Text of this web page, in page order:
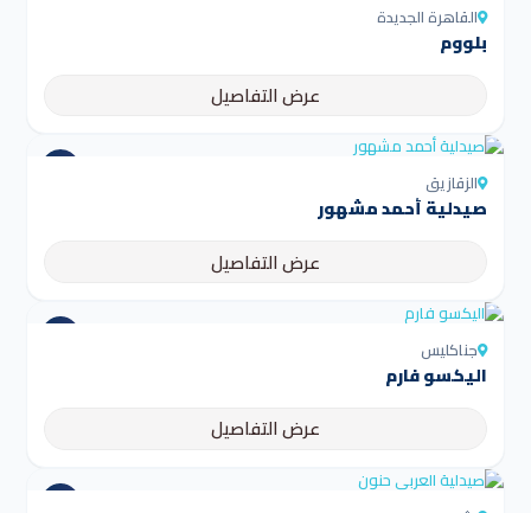
القاهرة الجديدة
بلووم
عرض التفاصيل
الزقازيق
صيدلية أحمد مشهور
عرض التفاصيل
جناكليس
اليكسو فارم
عرض التفاصيل